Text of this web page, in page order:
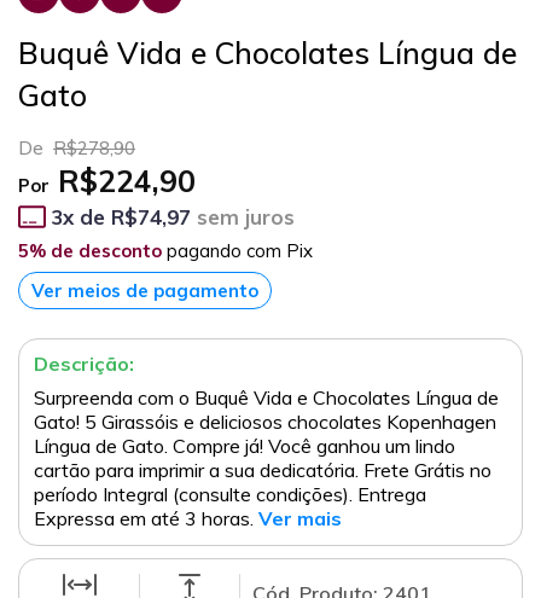
Buquê Vida e Chocolates Língua de
Gato
De R$278,90
Por R$224,90
3x de R$74,97 sem juros
5% de desconto pagando com Pix
Ver meios de pagamento
Descrição:
Surpreenda com o Buquê Vida e Chocolates Língua de
Gato! 5 Girassóis e deliciosos chocolates Kopenhagen
Língua de Gato. Compre já! Você ganhou um lindo
cartão para imprimir a sua dedicatória. Frete Grátis no
período Integral (consulte condições). Entrega
Expressa em até 3 horas. Ver mais
Cód. Produto: 2401